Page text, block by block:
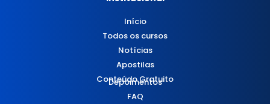
Início
Todos os cursos
Notícias
Apostilas
Conteúdo Gratuito
Depoimentos
FAQ